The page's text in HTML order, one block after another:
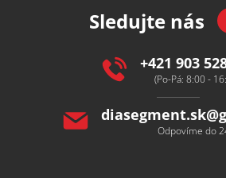
Sledujte nás
+421 903
(Po-Pá: 8:00 -
diasegment.sk@
Odpovíme do